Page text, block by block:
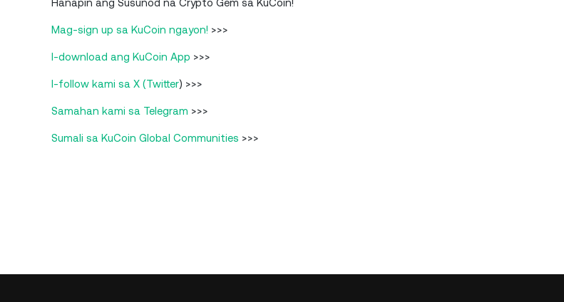
Hanapin ang Susunod na Crypto Gem sa KuCoin!
Mag-sign up sa KuCoin ngayon! >>>
I-download ang KuCoin App >>>
I-follow kami sa X (Twitter) >>>
Samahan kami sa Telegram >>>
Sumali sa KuCoin Global Communities >>>